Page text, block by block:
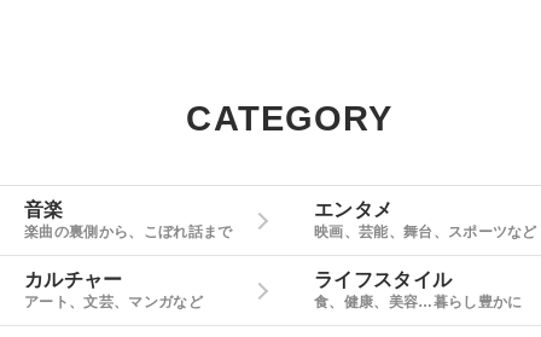
CATEGORY
音楽
楽曲の裏側から、こぼれ話まで
エンタメ
映画、芸能、舞台、スポーツなど
カルチャー
アート、文芸、マンガなど
ライフスタイル
食、健康、美容…暮らし豊かに